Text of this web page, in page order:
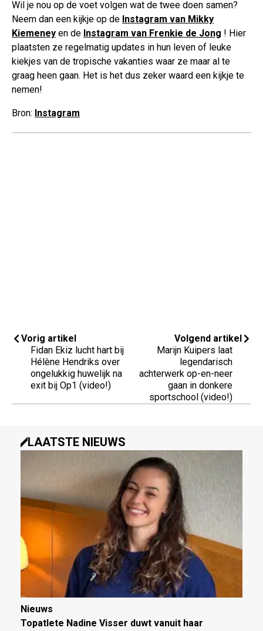
Wil je nou op de voet volgen wat de twee doen samen?
Neem dan een kijkje op de Instagram van Mikky
Kiemeney en de Instagram van Frenkie de Jong ! Hier
plaatsten ze regelmatig updates in hun leven of leuke
kiekjes van de tropische vakanties waar ze maar al te
graag heen gaan. Het is het dus zeker waard een kijkje te
nemen!
Bron: Instagram
Vorig artikel
Fidan Ekiz lucht hart bij
Hélène Hendriks over
ongelukkig huwelijk na
exit bij Op1 (video!)
Volgend artikel
Marijn Kuipers laat
legendarisch
achterwerk op-en-neer
gaan in donkere
sportschool (video!)
LAATSTE NIEUWS
Nieuws
Topatlete Nadine Visser duwt vanuit haar